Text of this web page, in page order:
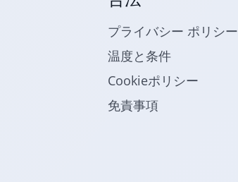
プライバシー ポリシー
温度と条件
Cookieポリシー
免責事項